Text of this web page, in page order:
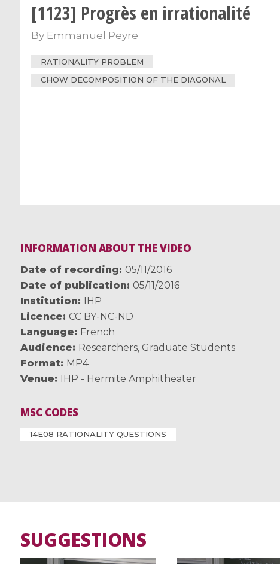
[1123] Progrès en irrationalité
By Emmanuel Peyre
RATIONALITY PROBLEM
CHOW DECOMPOSITION OF THE DIAGONAL
INFORMATION ABOUT THE VIDEO
Date of recording
05/11/2016
Date of publication
05/11/2016
Institution
IHP
Licence
CC BY-NC-ND
Language
French
Audience
Researchers, Graduate Students
Format
MP4
Venue
IHP - Hermite Amphitheater
MSC CODES
14E08 RATIONALITY QUESTIONS
SUGGESTIONS